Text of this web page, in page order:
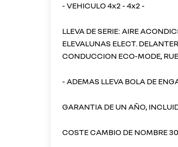
- VEHICULO 4x2 - 4x2 -
LLEVA DE SERIE: AIRE
ELEVALUNAS ELECT.
CONDUCCION ECO-MODE,
- ADEMAS LLEVA BOLA DE
GARANTIA DE UN AÑO,
COSTE CAMBIO DE NOMBRE